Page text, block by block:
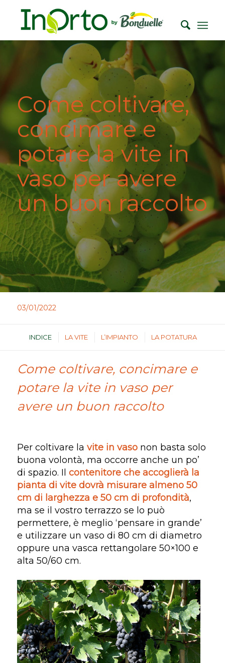
Come coltivare,
concimare e
potare la vite in
vaso per avere
un buon raccolto
03/01/2022
INDICE LA VITE L’IMPIANTO LA POTATURA
Come coltivare, concimare e
potare la vite in vaso per
avere un buon raccolto
Per coltivare la vite in vasonon basta solo
buona volontà, ma occorre anche un po’
di spazio. Il contenitore che accoglierà la
pianta di vite dovrà misurare almeno 50
cm di larghezza e 50 cm di profondità,
ma se il vostro terrazzo se lo può
permettere, è meglio ‘pensare in grande’
e utilizzare un vaso di 80 cm di diametro
oppure una vasca rettangolare 50×100 e
alta 50/60 cm.